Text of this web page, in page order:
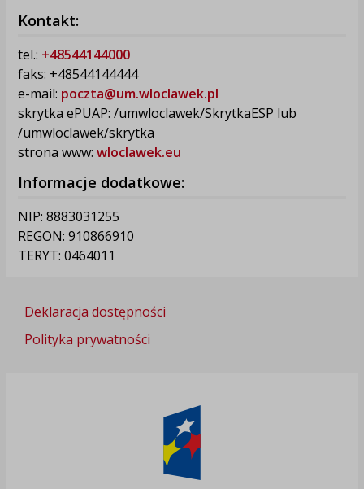
Kontakt:
tel.: +48544144000
faks: +48544144444
e-mail: poczta@um.wloclawek.pl
skrytka ePUAP: /umwloclawek/SkrytkaESP lub
/umwloclawek/skrytka
strona www: wloclawek.eu
Informacje dodatkowe:
NIP: 8883031255
REGON: 910866910
TERYT: 0464011
Deklaracja dostępności
Polityka prywatności